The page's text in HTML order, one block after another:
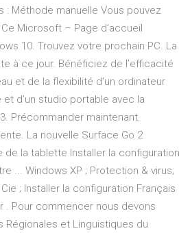
: Méthode manuelle Vous pouvez
Microsoft – Page d’accueil
10. Trouvez votre prochain PC. La
à ce jour. Bénéficiez de l’efficacité
et de la flexibilité d’un ordinateur
d’un studio portable avec la
Précommander maintenant.
La nouvelle Surface Go 2
de la tablette Installer la configuration
... Windows XP ; Protection & virus;
; Installer la configuration Français
. Pour commencer nous devons
Régionales et Linguistiques du